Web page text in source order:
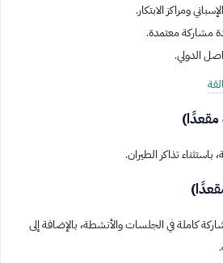
ومراكز الابتكار.
مشاركة معتمدة.
الدولي.
تذاكر الطيران.
كاملة في الجلسات والأنشطة، بالإضافة إلى